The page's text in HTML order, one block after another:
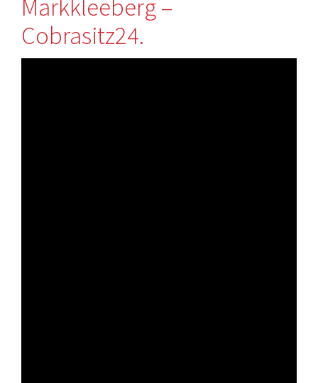
Markkleeberg –
Cobrasitz24.